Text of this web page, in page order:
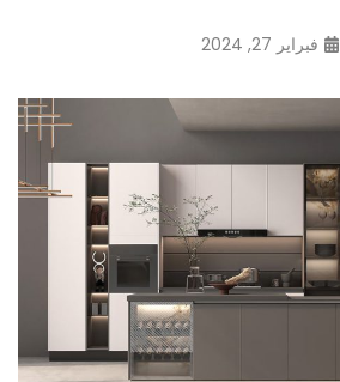
فبراير 27, 2024